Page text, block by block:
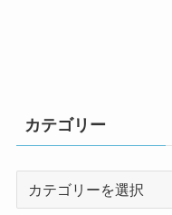
カテゴリー